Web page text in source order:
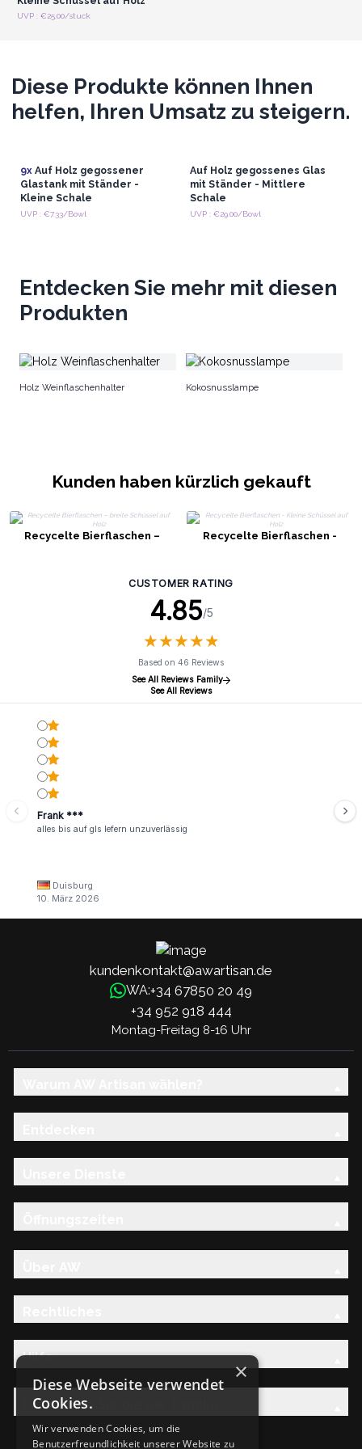
UVP : €25.00/stuck
Diese Produkte können Ihnen
helfen, Ihren Umsatz zu steigern.
9xAuf Holz gegossener
Glastank mit Ständer -
Kleine Schale
UVP : €7.33/Bowl
Auf Holz gegossenes Glas
mit Ständer - Mittlere
Schale
UVP : €29.00/Bowl
Entdecken Sie mehr mit diesen
Produkten
Holz Weinflaschenhalter Kokosnusslampe
Kunden haben kürzlich gekauft
Recycelte Bierflaschen –
Recycelte Bierflaschen -
CUSTOMER RATING
4.85/5
★★★★★
★★★★★
Based on 46 Reviews
See All Reviews Family
See All Reviews
Frank ***
alles bis auf gls lefern unzuverlässig
Duisburg
10. März 2026
kundenkontakt@awartisan.de
WA:+34 67850 20 49
+34 952 918 444
Montag-Freitag 8-16 Uhr
Hilfe
Entdecken Sie die AW-Familie
×
Diese Webseite verwendet
Cookies.
Wir verwenden Cookies, um die
Benutzerfreundlichkeit unserer Website zu